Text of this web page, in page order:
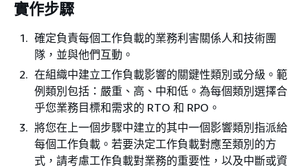
實作步驟
確定負責每個工作負載的業務利害關係人和技術團
隊，並與他們互動。
在組織中建立工作負載影響的關鍵性類別或分級。範
例類別包括：嚴重、高、中和低。為每個類別選擇合
乎您業務目標和需求的 RTO 和 RPO。
將您在上一個步驟中建立的其中一個影響類別指派給
每個工作負載。若要決定工作負載對應至類別的方
式，請考慮工作負載對業務的重要性，以及中斷或資